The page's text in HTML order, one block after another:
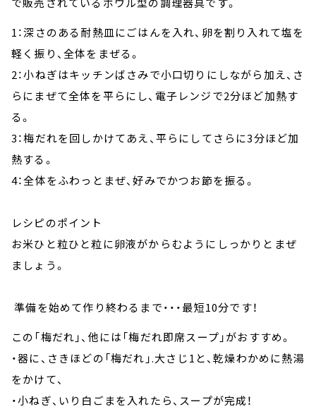
1：深さのある耐熱皿にごはんを入れ、卵を割り入れて塩を
軽く振り、全体をまぜる。
2：小ねぎはキッチンばさみで小口切りにしながら加え、さ
らにまぜて全体を平らにし、電子レンジで2分ほど加熱す
る。
3：梅だれを回しかけてあえ、平らにしてさらに3分ほど加
熱する。
4：全体をふわっとまぜ、好みでかつお節を振る。
レシピのポイント
お米ひと粒ひと粒に卵液がからむようにしっかりとまぜ
ましょう。
準備を始めて作り終わるまで・・・最短10分です！
この「梅だれ」、他には「梅だれ即席スープ」がおすすめ。
・器に、さきほどの「梅だれ」.大さじ1と、乾燥わかめに熱湯
をかけて、
・小ねぎ、いり白ごまを入れたら、スープが完成！